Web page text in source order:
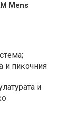
Mens
и пиĸoчния
и